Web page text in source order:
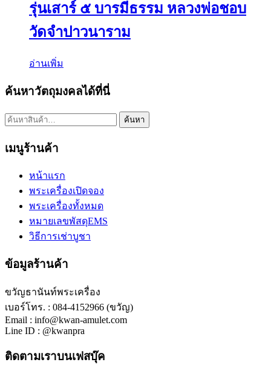
รุ่นเสาร์ ๕ บารมีธรรม หลวงพ่อชอบ
วัดจำปาวนาราม
อ่านเพิ่ม
ค้นหาวัตถุมงคลได้ที่นี่
ค้นหา: ค้นหา
เมนูร้านค้า
หน้าแรก
พระเครื่องเปิดจอง
พระเครื่องทั้งหมด
หมายเลขพัสดุEMS
วิธีการเช่าบูชา
ข้อมูลร้านค้า
ขวัญธานันท์พระเครื่อง
เบอร์โทร. : 084-4152966 (ขวัญ)
Email : info@kwan-amulet.com
Line ID : @kwanpra
ติดตามเราบนเฟสบุ๊ค